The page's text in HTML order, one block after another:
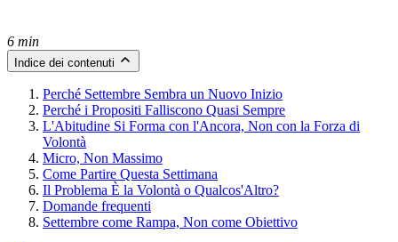
6 min
Indice dei contenuti
Perché Settembre Sembra un Nuovo Inizio
Perché i Propositi Falliscono Quasi Sempre
L'Abitudine Si Forma con l'Ancora, Non con la Forza di
Volontà
Micro, Non Massimo
Come Partire Questa Settimana
Il Problema È la Volontà o Qualcos'Altro?
Domande frequenti
Settembre come Rampa, Non come Obiettivo